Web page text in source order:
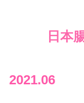
日本
2021.06